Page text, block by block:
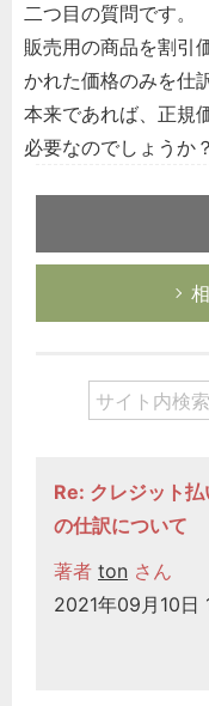
二つ目の質問です。
販売用の商品を割引
かれた価格のみを仕
本来であれば、正規
必要なのでしょうか？
Re: クレジット
の仕訳について
著者 ton さん
2021年09月10日